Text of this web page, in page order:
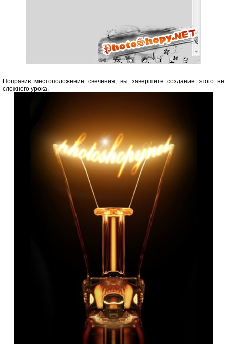
Поправив местоположение свечения, вы завершите создание этого не
сложного урока.